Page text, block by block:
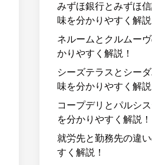
みずほ銀行とみずほ
味を分かりやすく解説
ネルームとクルムー
かりやすく解説！
シーズテラスとシー
味を分かりやすく解説
コープデリとパルシ
を分かりやすく解説！
就労先と勤務先の違
すく解説！